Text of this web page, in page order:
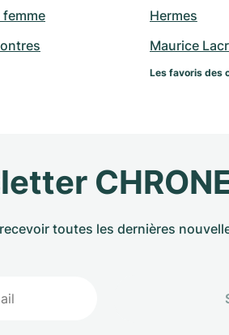
Hermes
Maurice
Les favoris des
toutes les dernières